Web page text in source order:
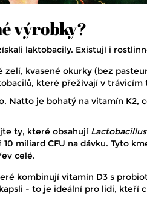
výrobky?
laktobacily. Existují i
zelí, kvasené okurky (bez
které přežívají v trávicím
Natto je bohatý na vitamín K2,
ty, které obsahují
miliard CFU na dávku. Tyto
celé.
kombinují vitamín D3 s
- to je ideální pro lidi, kteří